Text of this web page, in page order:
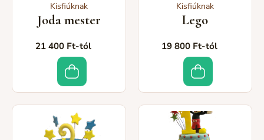
Kisfiúknak
Joda mester
21 400 Ft-tól
Kisfiúknak
Lego
19 800 Ft-tól